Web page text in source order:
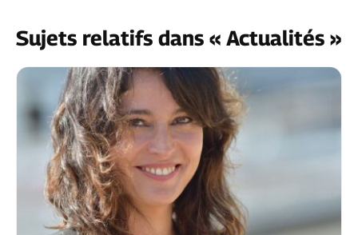
Sujets relatifs dans « Actualités »